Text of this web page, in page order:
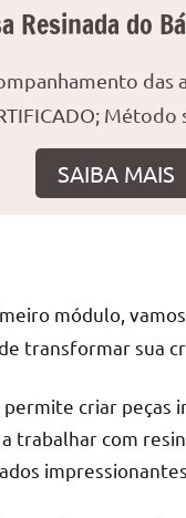
ou
mesa
de
encontrará
tudo
que
precisa
transformar
Resinada do
das
SAIBA MAIS
módulo,
transformar sua
criar peças
trabalhar com